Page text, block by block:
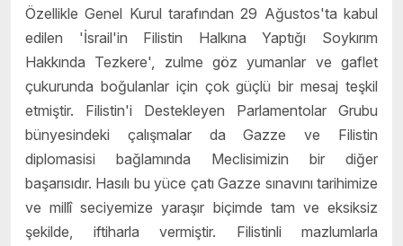
Özellikle Genel Kurul tarafından 29 Ağustos'ta kabul
edilen 'İsrail'in Filistin Halkına Yaptığı Soykırım
Hakkında Tezkere', zulme göz yumanlar ve gaflet
çukurunda boğulanlar için çok güçlü bir mesaj teşkil
etmiştir. Filistin'i Destekleyen Parlamentolar Grubu
bünyesindeki çalışmalar da Gazze ve Filistin
diplomasisi bağlamında Meclisimizin bir diğer
başarısıdır. Hasılı bu yüce çatı Gazze sınavını tarihimize
ve millî seciyemize yaraşır biçimde tam ve eksiksiz
şekilde, iftiharla vermiştir. Filistinli mazlumlarla